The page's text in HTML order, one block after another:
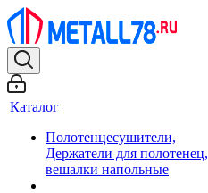
Каталог
Полотенцесушители,
Держатели для полотенец,
вешалки напольные